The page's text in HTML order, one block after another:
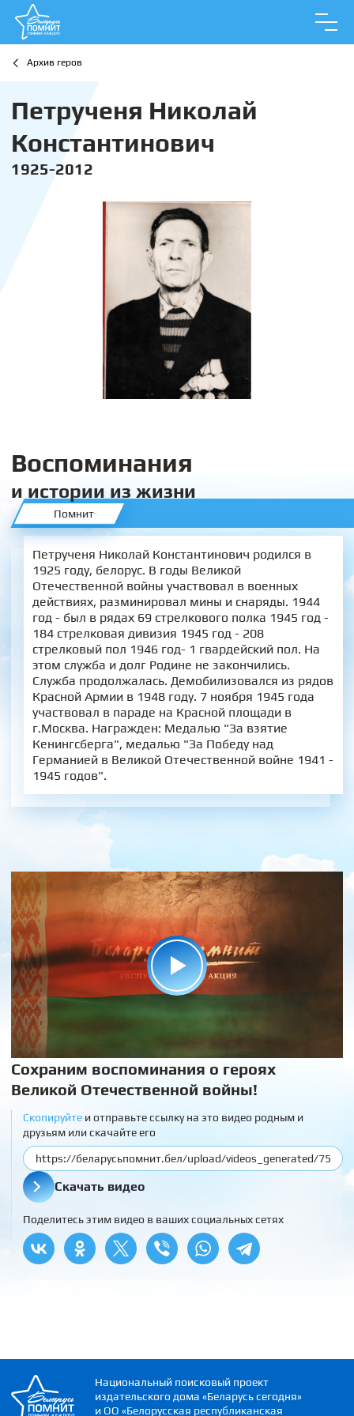
Архив геров
Петрученя Николай
Константинович
1925-2012
Воспоминания
и истории из жизни
Помнит
Петрученя Николай Константинович родился в
1925 году, белорус. В годы Великой
Отечественной войны участвовал в военных
действиях, разминировал мины и снаряды. 1944
год - был в рядах 69 стрелкового полка 1945 год -
184 стрелковая дивизия 1945 год - 208
стрелковый пол 1946 год- 1 гвардейский пол. На
этом служба и долг Родине не закончились.
Служба продолжалась. Демобилизовался из рядов
Красной Армии в 1948 году. 7 ноября 1945 года
участвовал в параде на Красной площади в
г.Москва. Награжден: Медалью "За взятие
Кенингсберга", медалью "За Победу над
Германией в Великой Отечественной войне 1941 -
1945 годов".
Сохраним воспоминания о героях
Великой Отечественной войны!
Скопируйтеи отправьте ссылку на это видео родным и
друзьям или скачайте его
Скачать видео
Поделитесь этим видео в ваших социальных сетях
Национальный поисковый проект
издательского дома «Беларусь сегодня»
и ОО «Белорусская республиканская